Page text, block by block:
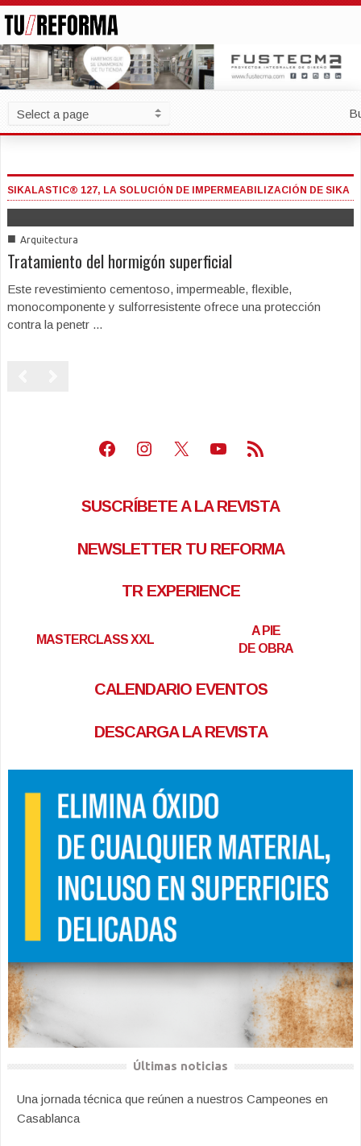
SIKALASTIC® 127, LA SOLUCIÓN DE IMPERMEABILIZACIÓN DE SIKA
■ Arquitectura
Tratamiento del hormigón superficial
Este revestimiento cementoso, impermeable, flexible,
monocomponente y sulforresistente ofrece una protección
contra la penetr ...
Facebook
Instagram
X Youtube
Feed RSS
SUSCRÍBETE A LA REVISTA
NEWSLETTER TU REFORMA
TR EXPERIENCE
MASTERCLASS XXL
A PIE
DE OBRA
CALENDARIO EVENTOS
DESCARGA LA REVISTA
Últimas noticias
Una jornada técnica que reúnen a nuestros Campeones en
Casablanca